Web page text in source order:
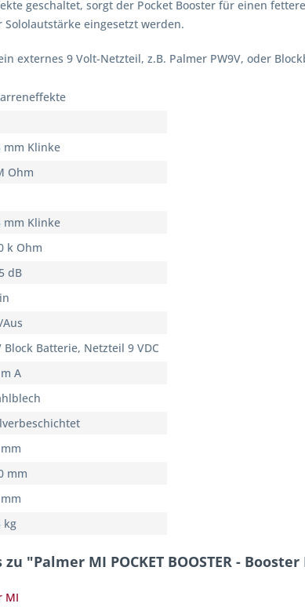
geschaltet, sorgt der Pocket Booster für einen
eingesetzt werden.
externes 9 Volt-Netzteil, z.B. Palmer PW9V, oder
mm Klinke
Ohm
mm Klinke
k Ohm
dB
Block Batterie, Netzteil 9 VDC
A
mm
kg
"Palmer MI POCKET BOOSTER -
MI